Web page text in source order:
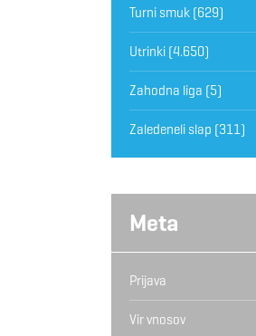
Turni smuk(629)
Utrinki(4.650)
Zahodna liga (5)
Zaledeneli slap (311)
Meta
Prijava
Vir vnosov